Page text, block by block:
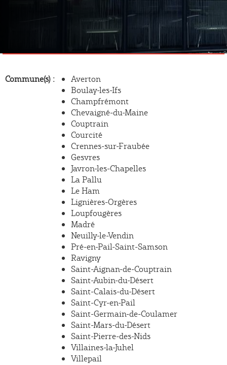
Commune(s)
Averton
Boulay-les-Ifs
Champfrémont
Chevaigné-du-Maine
Couptrain
Courcité
Crennes-sur-Fraubée
Gesvres
Javron-les-Chapelles
La Pallu
Le Ham
Lignières-Orgères
Loupfougères
Madré
Neuilly-le-Vendin
Pré-en-Pail-Saint-Samson
Ravigny
Saint-Aignan-de-Couptrain
Saint-Aubin-du-Désert
Saint-Calais-du-Désert
Saint-Cyr-en-Pail
Saint-Germain-de-Coulamer
Saint-Mars-du-Désert
Saint-Pierre-des-Nids
Villaines-la-Juhel
Villepail